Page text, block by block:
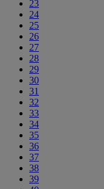
23
24
25
26
27
28
29
30
31
32
33
34
35
36
37
38
39